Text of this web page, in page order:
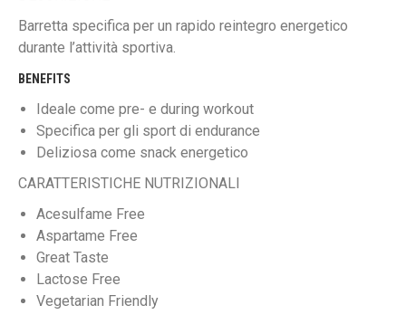
Barretta specifica per un rapido reintegro energetico
durante l’attività sportiva.
BENEFITS
Ideale come pre- e during workout
Specifica per gli sport di endurance
Deliziosa come snack energetico
CARATTERISTICHE NUTRIZIONALI
Acesulfame Free
Aspartame Free
Great Taste
Lactose Free
Vegetarian Friendly